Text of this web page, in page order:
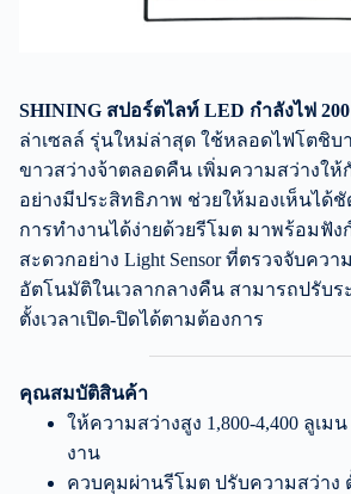
SHINING สปอร์ตไลท์ LED กำลังไฟ
ล่าเซลล์ รุ่นใหม่ล่าสุด ใช้หลอดไฟโตชิ
ขาวสว่างจ้าตลอดคืน เพิ่มความสว่างให้
อย่างมีประสิทธิภาพ ช่วยให้มองเห็นได้
การทำงานได้ง่ายด้วยรีโมต มาพร้อมฟั
สะดวกอย่าง Light Sensor ที่ตรวจจับควา
อัตโนมัติในเวลากลางคืน สามารถปรับร
ตั้งเวลาเปิด-ปิดได้ตามต้องการ
คุณสมบัติสินค้า
ให้ความสว่างสูง 1,800-4,400 ลูเม
งาน
ควบคุมผ่านรีโมต ปรับความสว่าง